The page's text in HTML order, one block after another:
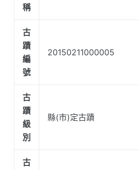
稱
古
蹟
編
號
20150211000005
古
蹟
級
別
縣(市)定古蹟
古